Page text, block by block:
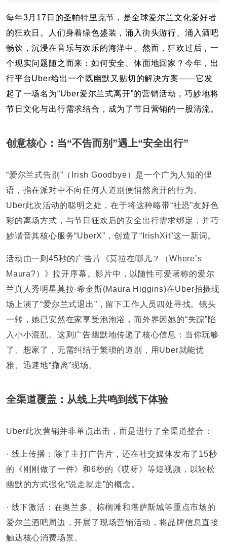
每年3月17日的圣帕特里克节，是全球爱尔兰文化爱好者
的狂欢日。人们身着绿色盛装，涌入街头游行、涌入酒吧
畅饮，沉浸在音乐与欢乐的海洋中。然而，狂欢过后，一
个现实问题随之而来：如何安全、体面地回家？今年，出
行平台Uber给出一个既幽默又贴切的解决方案——它发
起了一场名为“Uber爱尔兰式离开”的营销活动，巧妙地将
节日文化与出行需求结合，成为了节日营销的一股清流。
创意核心：当“不告而别”遇上“安全出行”
“爱尔兰式告别”（Irish Goodbye）是一个广为人知的俚
语，指在派对中不向任何人道别便悄然离开的行为。
Uber此次活动的聪明之处，在于将这种略带“社恐”友好色
彩的离场方式，与节日狂欢后的安全出行需求绑定，并巧
妙谐音其核心服务“UberX”，创造了“IrishXit”这一新词。
活动由一则 45秒的广告片《莫拉在哪儿？ （Where’s
Maura?） 》拉开序幕。影片中，以随性可爱著称的爱尔
兰真人秀明星莫拉·希金斯(Maura Higgins)在Uber拍摄现
场上演了“爱尔兰式退出”，留下工作人员四处寻找。镜头
一转，她已安然在家享受泡泡浴，而外界因她的“失踪”陷
入小小混乱。这则广告幽默地传递了核心信息：当你玩够
了、想家了，无需纠结于繁琐的道别，用Uber就能优
雅、迅速地“撤离”现场。
全渠道覆盖：从线上共鸣到线下体验
Uber此次营销并非单点出击，而是进行了全渠道整合：
· 线上传播：除了主打广告片，还在社交媒体发布了15秒
的《刚刚做了一件》和6秒的《哎呀》等短视频，以轻松
幽默的方式强化“说走就走”的概念。
· 线下激活：在奥兰多、棕榈滩和堪萨斯城等重点市场的
爱尔兰酒吧周边，开展了现场营销活动，将品牌信息直接
触达核心消费场景。